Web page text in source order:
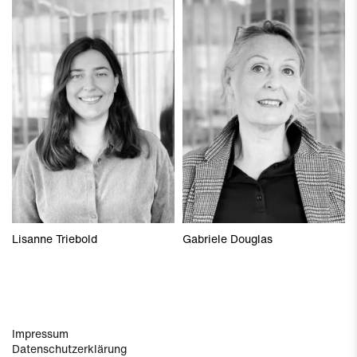
Lisanne Triebold Gabriele Douglas
Impressum
Datenschutzerklärung